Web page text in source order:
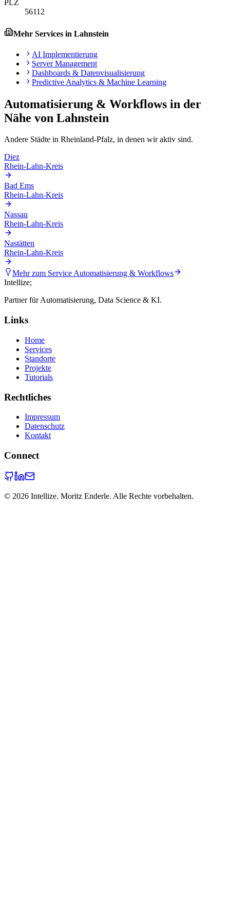
PLZ
56112
Mehr Services in Lahnstein
AI Implementierung
Server Management
Dashboards & Datenvisualisierung
Predictive Analytics & Machine Learning
Automatisierung & Workflows in der
Nähe von Lahnstein
Andere Städte in Rheinland-Pfalz, in denen wir aktiv sind.
Diez
Rhein-Lahn-Kreis
Bad Ems
Rhein-Lahn-Kreis
Nassau
Rhein-Lahn-Kreis
Nastätten
Rhein-Lahn-Kreis
Mehr zum ServiceAutomatisierung & Workflows
Intellize;
Partner für Automatisierung, Data Science & KI.
Links
Home
Services
Standorte
Projekte
Tutorials
Rechtliches
Impressum
Datenschutz
Kontakt
Connect
© 2026 Intellize. Moritz Enderle. Alle Rechte vorbehalten.